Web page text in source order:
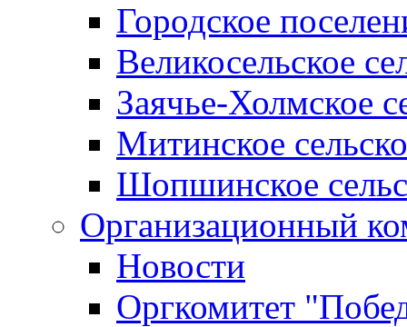
Городское
Великосельское
Заячье-Холмское
Митинское
Шопшинское
Организационный
Новости
Оргкомитет